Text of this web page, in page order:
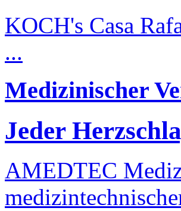
KOCH's Casa
...
Medizinischer
Jeder
AMEDTEC